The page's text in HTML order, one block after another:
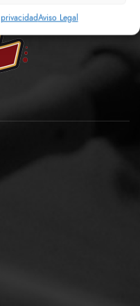
Aviso Legal